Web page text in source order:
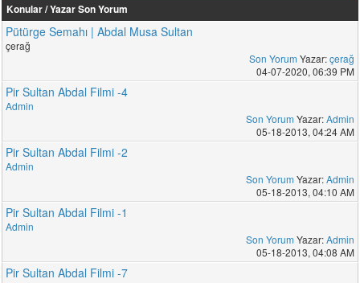
Konular / YazarSon Yorum
Pütürge Semahı | Abdal Musa Sultan
çerağ
Son Yorum Yazar:çerağ
04-07-2020, 06:39 PM
Pir Sultan Abdal Filmi -4
Admin
Son Yorum Yazar:Admin
05-18-2013, 04:24 AM
Pir Sultan Abdal Filmi -2
Admin
Son Yorum Yazar:Admin
05-18-2013, 04:10 AM
Pir Sultan Abdal Filmi -1
Admin
Son Yorum Yazar:Admin
05-18-2013, 04:08 AM
Pir Sultan Abdal Filmi -7